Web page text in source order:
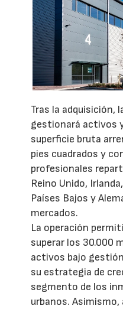
Tras la adquisición,
gestionará activos
superficie bruta
pies cuadrados y
profesionales
Reino Unido,
Países Bajos y
mercados.
La operación
superar los 30.000
activos bajo
su estrategia de
segmento de los
urbanos.